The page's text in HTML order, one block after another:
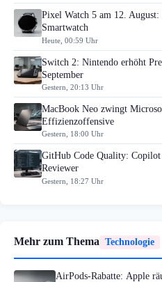
Pixel Watch 5 am 12.
Smartwatch
Heute, 00:59 Uhr
Switch 2: Nintendo erhöht
September
Gestern, 20:13 Uhr
MacBook Neo zwingt
Effizienzoffensive
Gestern, 18:00 Uhr
GitHub Code Quality:
Reviewer
Gestern, 18:27 Uhr
Mehr zum Thema Technologie
AirPods-Rabatte: Apple